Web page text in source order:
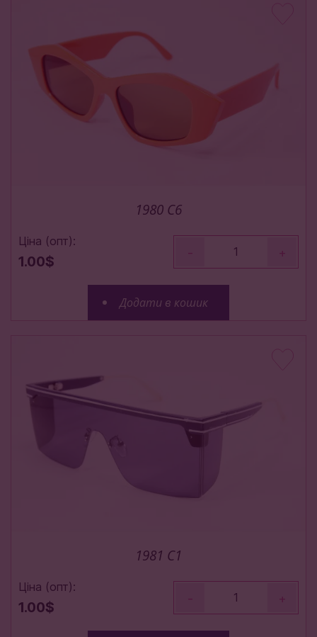
1980 C6
Ціна (опт):
1.00$
- +
Додати в кошик
1981 C1
Ціна (опт):
1.00$
- +